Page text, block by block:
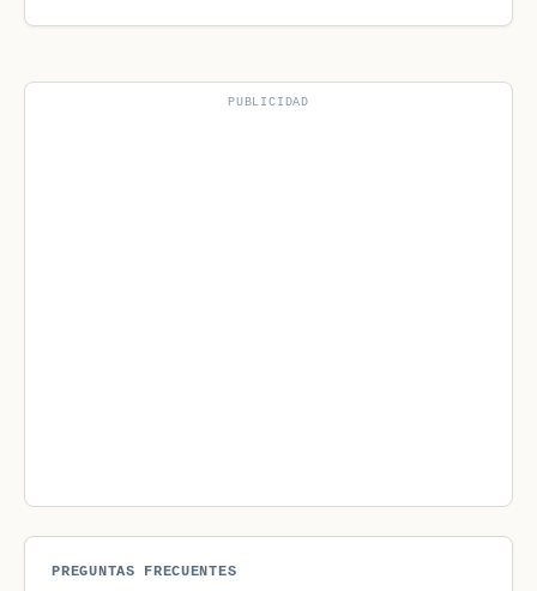
PUBLICIDAD
PREGUNTAS FRECUENTES